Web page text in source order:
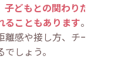
どもとの関わりだけで
ることもあります。複数
感や接し方、チームで
しょう。